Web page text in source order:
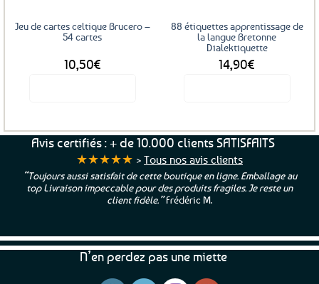
Jeu de cartes celtique Brucero –
54 cartes
10,50€
88 étiquettes apprentissage de
la langue Bretonne
Dialektiquette
14,90€
Avis certifiés : + de 10.000 clients SATISFAITS
★★★★★ > Tous nos avis clients
“Toujours aussi satisfait de cette boutique en ligne. Emballage au
top Livraison impeccable pour des produits fragiles. Je reste un
client fidèle.”Frédéric M.
N’en perdez pas une miette